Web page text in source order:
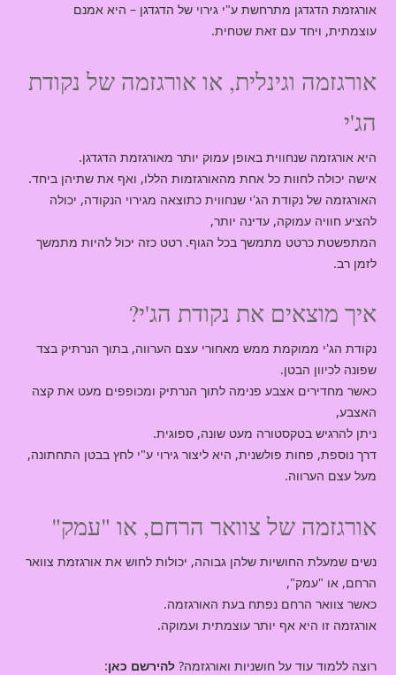
אורגזמת הדגדגן מתרחשת ע"י גירוי של הדגדגן – היא אמנם
עוצמתית, ויחד עם זאת שטחית.
אורגזמה וגינלית, או אורגזמה של נקודת
הג'י
היא אורגזמה שנחווית באופן עמוק יותר מאורגזמת הדגדגן.
אישה יכולה לחוות כל אחת מהאורגזמות הללו, ואף את שתיהן ביחד.
האורגזמה של נקודת הג'י שנחווית כתוצאה מגירוי הנקודה, יכולה
להציע חוויה עמוקה, עדינה יותר,
המתפשטת כרטט מתמשך בכל הגוף. רטט כזה יכול להיות מתמשך
לזמן רב.
איך מוצאים את נקודת הג'י?
נקודת הג'י ממוקמת ממש מאחורי עצם הערווה, בתוך הנרתיק בצד
שפונה לכיוון הבטן.
כאשר מחדירים אצבע פנימה לתוך הנרתיק ומכופפים מעט את קצה
האצבע,
ניתן להרגיש בטקסטורה מעט שונה, ספוגית.
דרך נוספת, פחות פולשנית, היא ליצור גירוי ע"י לחץ בבטן התחתונה,
מעל עצם הערווה.
אורגזמה של צוואר הרחם, או "עמק"
נשים שמעלת החושיות שלהן גבוהה, יכולות לחוש את אורגזמת צוואר
הרחם, או "עמק",
כאשר צוואר הרחם נפתח בעת האורגזמה.
אורגזמה זו היא אף יותר עוצמתית ועמוקה.
רוצה ללמוד עוד על חושניות ואורגזמה? להירשם כאן: